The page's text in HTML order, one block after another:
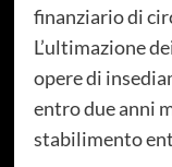
finanziario di
L’ultimazione
opere di
entro due anni
stabilimento